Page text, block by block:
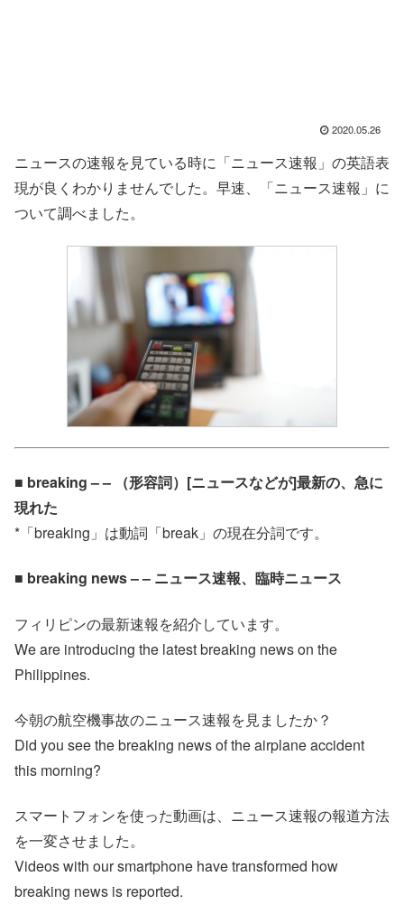
2020.05.26
ニュースの速報を見ている時に「ニュース速報」の英語表
現が良くわかりませんでした。早速、「ニュース速報」に
ついて調べました。
■ breaking – – （形容詞）[ニュースなどが]最新の、急に
現れた
*「breaking」は動詞「break」の現在分詞です。
■ breaking news – – ニュース速報、臨時ニュース
フィリピンの最新速報を紹介しています。
We are introducing the latest breaking news on the
Philippines.
今朝の航空機事故のニュース速報を見ましたか？
Did you see the breaking news of the airplane accident
this morning?
スマートフォンを使った動画は、ニュース速報の報道方法
を一変させました。
Videos with our smartphone have transformed how
breaking news is reported.